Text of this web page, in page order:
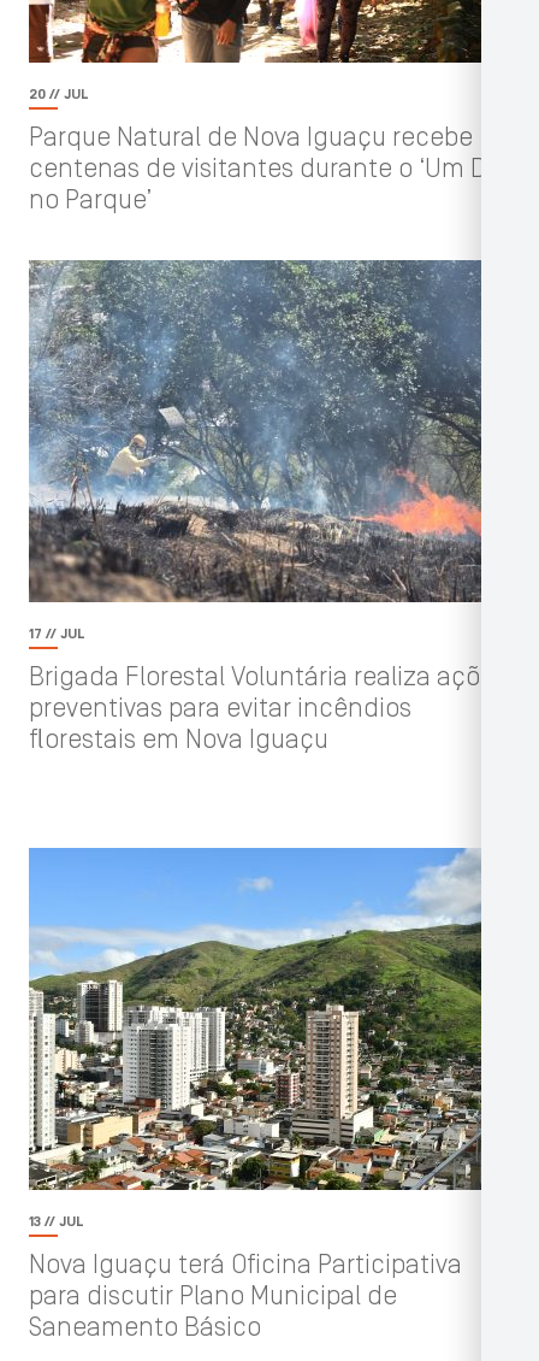
20 // JUL
Parque Natural de Nova Iguaçu recebe
centenas de visitantes durante o ‘Um Dia
no Parque’
17 // JUL
Brigada Florestal Voluntária realiza ações
preventivas para evitar incêndios
florestais em Nova Iguaçu
13 // JUL
Nova Iguaçu terá Oficina Participativa
para discutir Plano Municipal de
Saneamento Básico